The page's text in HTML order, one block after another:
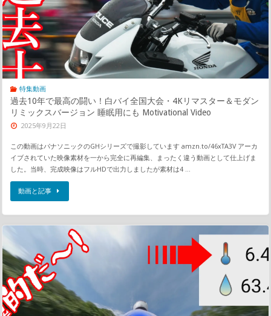
特集動画
過去10年で最高の闘い！白バイ全国大会・4Kリマスター＆モダン
リミックスバージョン 睡眠用にも Motivational Video
2025年9月22日
この動画はパナソニックのGHシリーズで撮影しています amzn.to/46xTA3V アーカ
イブされていた映像素材を一から完全に再編集、まったく違う動画として仕上げま
した。当時、完成映像はフルHDで出力しましたが素材は4 …
動画と記事